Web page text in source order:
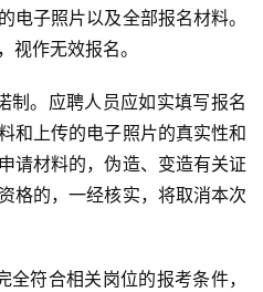
电子照片以及全部报名材料。
视作无效报名。
制。应聘人员应如实填写报名
和上传的电子照片的真实性和
请材料的，伪造、变造有关证
格的，一经核实，将取消本次
全符合相关岗位的报考条件，